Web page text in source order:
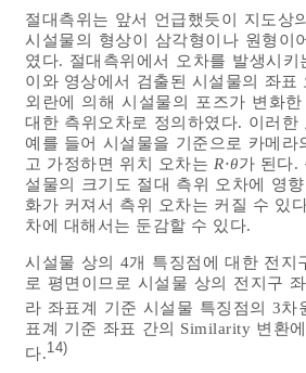
절대측위는 앞서 언급했듯이 지도상
시설물의 형상이 삼각형이나 원형이
였다. 절대측위에서 오차를 발생시
이와 영상에서 검출된 시설물의 좌
외란에 의해 시설물의 포즈가 변화
대한 측위오차로 정의하였다. 이러
예를 들어 시설물을 기준으로 카메
고 가정하면 위치 오차는 R⋅θ가 된다.
설물의 크기도 절대 측위 오차에 영
화가 커져서 측위 오차는 커질 수 있
차에 대해서는 둔감할 수 있다.
시설물 상의 4개 특징점에 대한 전
로 평면이므로 시설물 상의 전지구
라 좌표계 기준 시설물 특징점의 3차
표계 기준 좌표 간의 Similarity 변환
다.14)